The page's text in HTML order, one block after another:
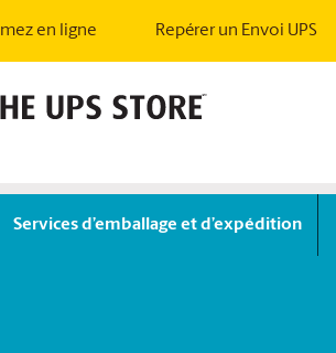
en ligne Repérer un Envoi UPS
Services d’emballage et d’expédition